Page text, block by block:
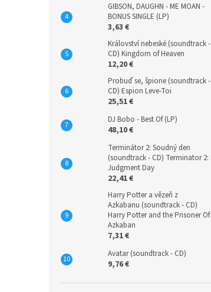
GIBSON, DAUGHN - ME MOAN -
BONUS SINGLE (LP)
3,63 €
Království nebeské (soundtrack -
CD) Kingdom of Heaven
12,20 €
Probuď se, špione (soundtrack -
CD) Espion Leve-Toi
25,51 €
DJ Bobo - Best Of (LP)
48,10 €
Terminátor 2: Soudný den
(soundtrack - CD) Terminator 2:
Judgment Day
22,41 €
Harry Potter a vězeň z
Azkabanu (soundtrack - CD)
Harry Potter and the Prisoner Of
Azkaban
7,31 €
Avatar (soundtrack - CD)
9,76 €